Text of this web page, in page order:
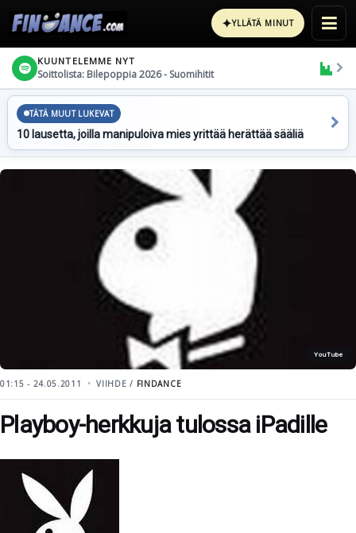
✦YLLÄTÄ MINUT
KUUNTELEMME NYT
Soittolista: Bilepoppia 2026 - Suomihitit
TÄTÄ MUUT LUKEVAT
10 lausetta, joilla manipuloiva mies yrittää herättää sääliä
YouTube
01:15 - 24.05.2011 VIIHDE / FINDANCE
Playboy-herkkuja tulossa iPadille